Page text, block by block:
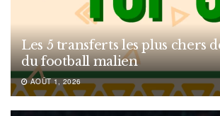
Les 5 transferts les plus chers
du football malien
AOÛT 1, 2026